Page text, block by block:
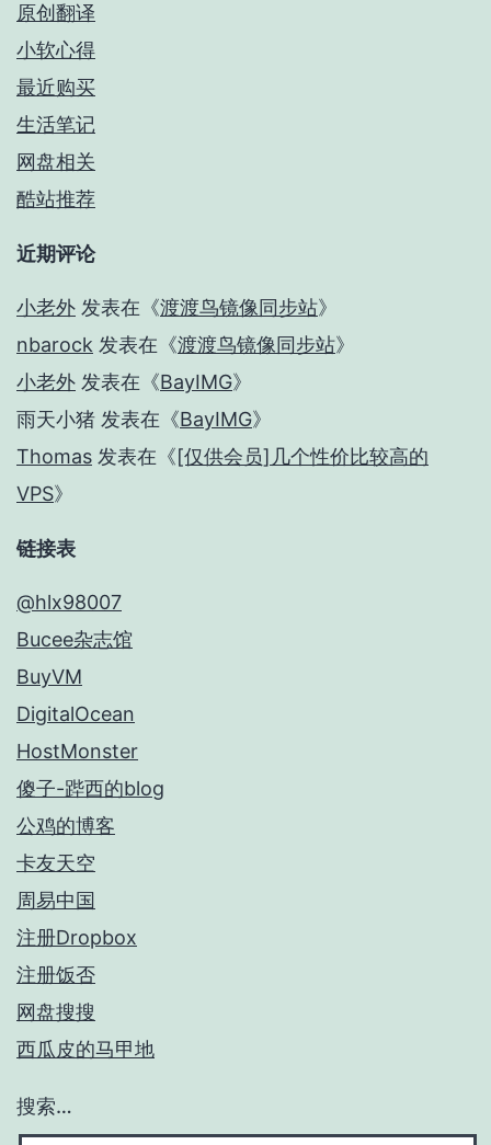
原创翻译
小软心得
最近购买
生活笔记
网盘相关
酷站推荐
近期评论
小老外 发表在《渡渡鸟镜像同步站》
nbarock 发表在《渡渡鸟镜像同步站》
小老外 发表在《BayIMG》
雨天小猪 发表在《BayIMG》
Thomas 发表在《[仅供会员]几个性价比较高的
VPS》
链接表
@hlx98007
Bucee杂志馆
BuyVM
DigitalOcean
HostMonster
傻子-跸西的blog
公鸡的博客
卡友天空
周易中国
注册Dropbox
注册饭否
网盘搜搜
西瓜皮的马甲地
搜索…